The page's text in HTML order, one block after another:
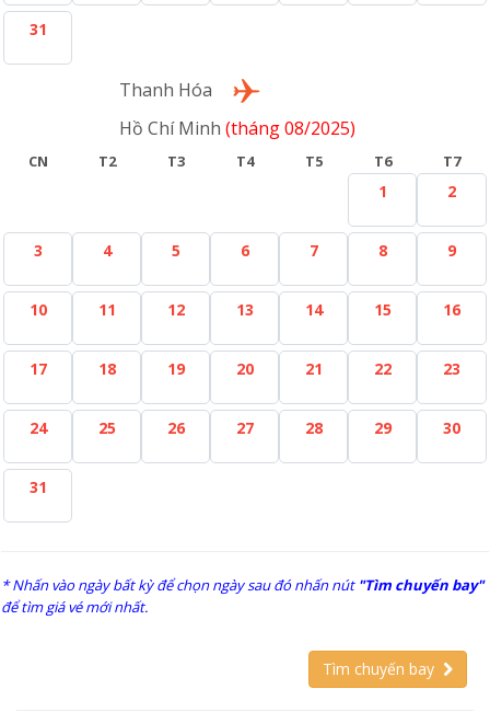
31
Thanh Hóa
Hồ Chí Minh (tháng 08/2025)
CN T2 T3 T4 T5 T6 T7
1 2
3 4 5 6 7 8 9
10 11 12 13 14 15 16
17 18 19 20 21 22 23
24 25 26 27 28 29 30
31
* Nhấn vào ngày bất kỳ để chọn ngày sau đó nhấn nút "Tìm chuyến bay"
để tìm giá vé mới nhất.
Tìm chuyến bay